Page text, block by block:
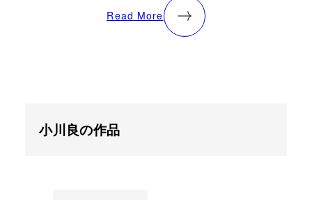
Read More
小川良の作品